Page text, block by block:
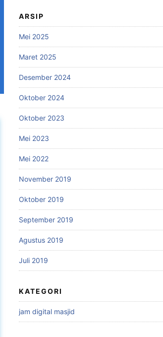
ARSIP
Mei 2025
Maret 2025
Desember 2024
Oktober 2024
Oktober 2023
Mei 2023
Mei 2022
November 2019
Oktober 2019
September 2019
Agustus 2019
Juli 2019
KATEGORI
jam digital masjid